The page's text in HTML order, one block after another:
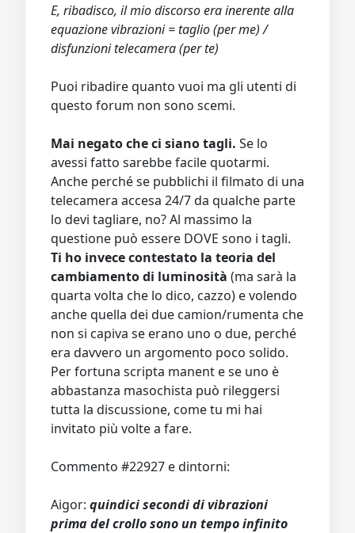
E, ribadisco, il mio discorso era inerente alla
equazione vibrazioni = taglio (per me) /
disfunzioni telecamera (per te)
Puoi ribadire quanto vuoi ma gli utenti di
questo forum non sono scemi.
Mai negato che ci siano tagli. Se lo
avessi fatto sarebbe facile quotarmi.
Anche perché se pubblichi il filmato di una
telecamera accesa 24/7 da qualche parte
lo devi tagliare, no? Al massimo la
questione può essere DOVE sono i tagli.
Ti ho invece contestato la teoria del
cambiamento di luminosità (ma sarà la
quarta volta che lo dico, cazzo) e volendo
anche quella dei due camion/rumenta che
non si capiva se erano uno o due, perché
era davvero un argomento poco solido.
Per fortuna scripta manent e se uno è
abbastanza masochista può rileggersi
tutta la discussione, come tu mi hai
invitato più volte a fare.
Commento #22927 e dintorni:
Aigor: quindici secondi di vibrazioni
prima del crollo sono un tempo infinito